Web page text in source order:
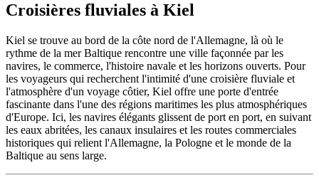
Croisières fluviales à Kiel
Kiel se trouve au bord de la côte nord de l'Allemagne, là où le
rythme de la mer Baltique rencontre une ville façonnée par les
navires, le commerce, l'histoire navale et les horizons ouverts. Pour
les voyageurs qui recherchent l'intimité d'une croisière fluviale et
l'atmosphère d'un voyage côtier, Kiel offre une porte d'entrée
fascinante dans l'une des régions maritimes les plus atmosphériques
d'Europe. Ici, les navires élégants glissent de port en port, en suivant
les eaux abritées, les canaux insulaires et les routes commerciales
historiques qui relient l'Allemagne, la Pologne et le monde de la
Baltique au sens large.